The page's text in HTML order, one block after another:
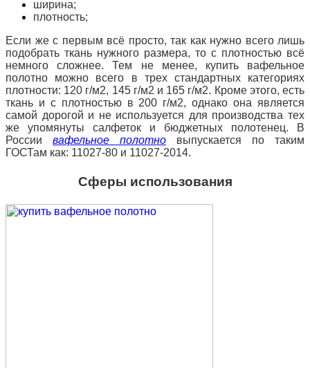
ширина;
плотность;
Если же с первым всё просто, так как нужно всего лишь
подобрать ткань нужного размера, то с плотностью всё
немного сложнее. Тем не менее, купить вафельное
полотно можно всего в трех стандартных категориях
плотности: 120 г/м2, 145 г/м2 и 165 г/м2. Кроме этого, есть
ткань и с плотностью в 200 г/м2, однако она является
самой дорогой и не используется для производства тех
же упомянуты салфеток и бюджетных полотенец.
В
России вафельное полотно выпускается по таким
ГОСТам как: 11027-80 и 11027-2014.
Сферы использования